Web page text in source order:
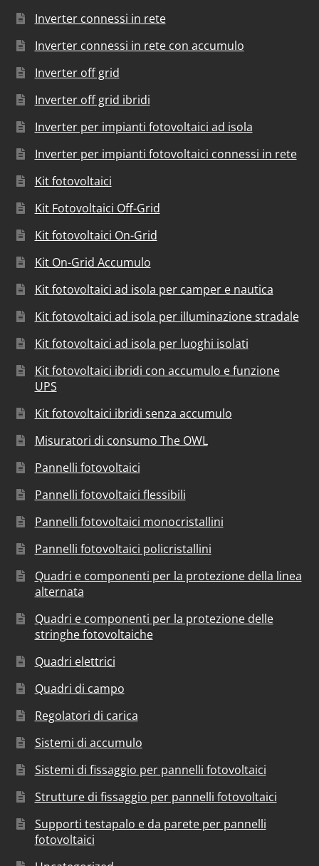
Inverter connessi in rete
Inverter connessi in rete con accumulo
Inverter off grid
Inverter off grid ibridi
Inverter per impianti fotovoltaici ad isola
Inverter per impianti fotovoltaici connessi in rete
Kit fotovoltaici
Kit Fotovoltaici Off-Grid
Kit fotovoltaici On-Grid
Kit On-Grid Accumulo
Kit fotovoltaici ad isola per camper e nautica
Kit fotovoltaici ad isola per illuminazione stradale
Kit fotovoltaici ad isola per luoghi isolati
Kit fotovoltaici ibridi con accumulo e funzione
UPS
Kit fotovoltaici ibridi senza accumulo
Misuratori di consumo The OWL
Pannelli fotovoltaici
Pannelli fotovoltaici flessibili
Pannelli fotovoltaici monocristallini
Pannelli fotovoltaici policristallini
Quadri e componenti per la protezione della linea
alternata
Quadri e componenti per la protezione delle
stringhe fotovoltaiche
Quadri elettrici
Quadri di campo
Regolatori di carica
Sistemi di accumulo
Sistemi di fissaggio per pannelli fotovoltaici
Strutture di fissaggio per pannelli fotovoltaici
Supporti testapalo e da parete per pannelli
fotovoltaici